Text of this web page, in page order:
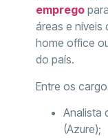
emprego
áreas e níveis
home office
do país.
Entre os
Analista
(Azure);